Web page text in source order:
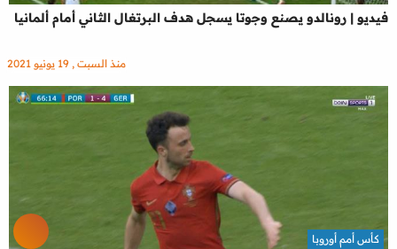
فيديو | رونالدو يصنع وجوتا يسجل هدف البرتغال الثاني أمام ألمانيا
منذ السبت , 19 يونيو 2021
كأس أمم أوروبا